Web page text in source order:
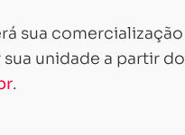
sua comercialização
unidade a partir do
.